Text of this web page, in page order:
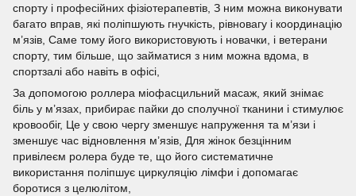
спорту і професійних фізіотерапевтів, З ним можна виконувати
багато вправ, які поліпшують гнучкість, рівновагу і координацію
м’язів, Саме тому його використовують і новачки, і ветерани
спорту, тим більше, що займатися з ним можна вдома, в
спортзалі або навіть в офісі,
За допомогою роллера міофасцильний масаж, який знімає
біль у м’язах, прибирає пайки до сполучної тканини і стимулює
кровообіг, Це у свою чергу зменшує напруження та м’язи і
зменшує час відновлення м’язів, Для жінок безцінним
привілеєм ролера буде те, що його систематичне
використання поліпшує циркуляцію лімфи і допомагає
боротися з целюлітом,